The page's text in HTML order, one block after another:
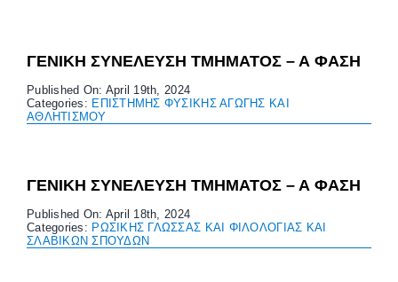
ΓΕΝΙΚΗ ΣΥΝΕΛΕΥΣΗ ΤΜΗΜΑΤΟΣ – Α ΦΑΣΗ
Published On: April 19th, 2024
Categories: ΕΠΙΣΤΗΜΗΣ ΦΥΣΙΚΗΣ ΑΓΩΓΗΣ ΚΑΙ
ΑΘΛΗΤΙΣΜΟΥ
ΓΕΝΙΚΗ ΣΥΝΕΛΕΥΣΗ ΤΜΗΜΑΤΟΣ – Α ΦΑΣΗ
Published On: April 18th, 2024
Categories: ΡΩΣΙΚΗΣ ΓΛΩΣΣΑΣ ΚΑΙ ΦΙΛΟΛΟΓΙΑΣ ΚΑΙ
ΣΛΑΒΙΚΩΝ ΣΠΟΥΔΩΝ